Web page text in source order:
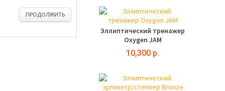
Эллиптический тренажер
Oxygen JAM
10,300 р.
ПРОДОЛЖИТЬ